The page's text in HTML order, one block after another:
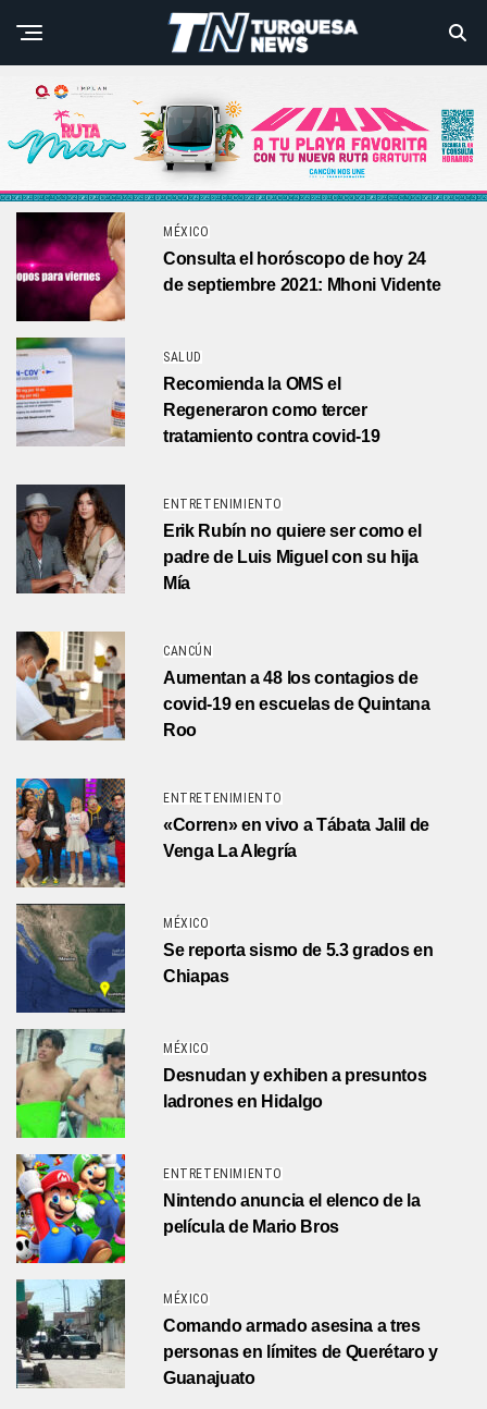
MÉXICO
Consulta el horóscopo de hoy 24
de septiembre 2021: Mhoni Vidente
SALUD
Recomienda la OMS el
Regeneraron como tercer
tratamiento contra covid-19
ENTRETENIMIENTO
Erik Rubín no quiere ser como el
padre de Luis Miguel con su hija
Mía
CANCÚN
Aumentan a 48 los contagios de
covid-19 en escuelas de Quintana
Roo
ENTRETENIMIENTO
«Corren» en vivo a Tábata Jalil de
Venga La Alegría
MÉXICO
Se reporta sismo de 5.3 grados en
Chiapas
MÉXICO
Desnudan y exhiben a presuntos
ladrones en Hidalgo
ENTRETENIMIENTO
Nintendo anuncia el elenco de la
película de Mario Bros
MÉXICO
Comando armado asesina a tres
personas en límites de Querétaro y
Guanajuato